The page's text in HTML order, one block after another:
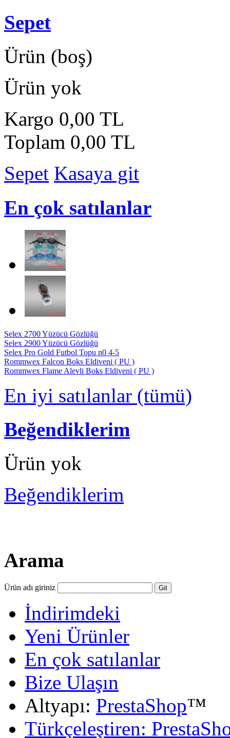
Sepet
Ürün (boş)
Ürün yok
Kargo 0,00 TL
Toplam 0,00 TL
Sepet Kasaya git
En çok satılanlar
Selex 2700 Yüzücü Gözlüğü
Selex 2900 Yüzücü Gözlüğü
Selex Pro Gold Futbol Topu n0 4-5
Rommwex Falcon Boks Eldiveni ( PU )
Rommwex Flame Alevli Boks Eldiveni ( PU )
En iyi satılanlar (tümü)
Beğendiklerim
Ürün yok
Beğendiklerim
Arama
Ürün adı giriniz
İndirimdeki
Yeni Ürünler
En çok satılanlar
Bize Ulaşın
Altyapı: PrestaShop™
Türkçeleştiren: